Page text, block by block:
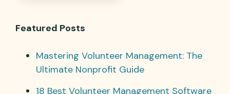
Featured Posts
Mastering Volunteer Management: The
Ultimate Nonprofit Guide
18 Best Volunteer Management Software